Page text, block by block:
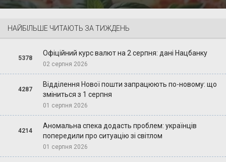
НАЙБІЛЬШЕ ЧИТАЮТЬ ЗА ТИЖДЕНЬ
5378
Офіційний курс валют на 2 серпня: дані Нацбанку
02 серпня 2026
4287
Відділення Нової пошти запрацюють по-новому: що
зміниться з 1 серпня
01 серпня 2026
4214
Аномальна спека додасть проблем: українців
попередили про ситуацію зі світлом
01 серпня 2026